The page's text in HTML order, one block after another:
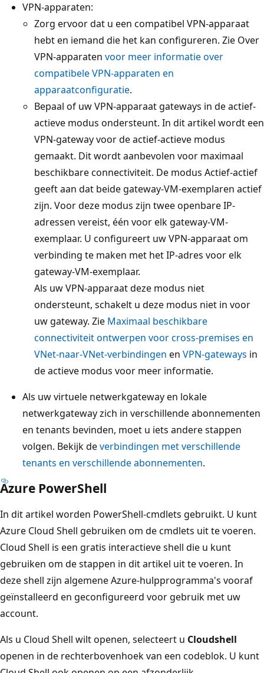
VPN-apparaten:
Zorg ervoor dat u een compatibel VPN-apparaat
hebt en iemand die het kan configureren. Zie Over
VPN-apparaten voor meer informatie over
compatibele VPN-apparaten en
apparaatconfiguratie.
Bepaal of uw VPN-apparaat gateways in de actief-
actieve modus ondersteunt. In dit artikel wordt een
VPN-gateway voor de actief-actieve modus
gemaakt. Dit wordt aanbevolen voor maximaal
beschikbare connectiviteit. De modus Actief-actief
geeft aan dat beide gateway-VM-exemplaren actief
zijn. Voor deze modus zijn twee openbare IP-
adressen vereist, één voor elk gateway-VM-
exemplaar. U configureert uw VPN-apparaat om
verbinding te maken met het IP-adres voor elk
gateway-VM-exemplaar.
Als uw VPN-apparaat deze modus niet
ondersteunt, schakelt u deze modus niet in voor
uw gateway. Zie Maximaal beschikbare
connectiviteit ontwerpen voor cross-premises en
VNet-naar-VNet-verbindingen en VPN-gateways in
de actieve modus voor meer informatie.
Als uw virtuele netwerkgateway en lokale
netwerkgateway zich in verschillende abonnementen
en tenants bevinden, moet u iets andere stappen
volgen. Bekijk deverbindingen met verschillende
tenants en verschillende abonnementen.
Azure PowerShell
In dit artikel worden PowerShell-cmdlets gebruikt. U kunt
Azure Cloud Shell gebruiken om de cmdlets uit te voeren.
Cloud Shell is een gratis interactieve shell die u kunt
gebruiken om de stappen in dit artikel uit te voeren. In
deze shell zijn algemene Azure-hulpprogramma's vooraf
geïnstalleerd en geconfigureerd voor gebruik met uw
account.
Als u Cloud Shell wilt openen, selecteert u Cloudshell
openen in de rechterbovenhoek van een codeblok. U kunt